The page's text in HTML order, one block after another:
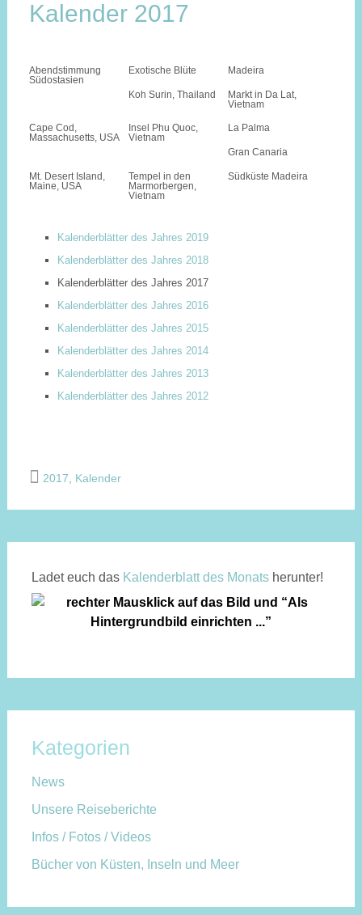
Kalender 2017
Abendstimmung
Südostasien
Exotische Blüte Madeira
Koh Surin, Thailand
Markt in Da Lat,
Vietnam
Cape Cod,
Massachusetts, USA
Insel Phu Quoc,
Vietnam
La Palma
Gran Canaria
Mt. Desert Island,
Maine, USA
Tempel in den
Marmorbergen,
Vietnam
Südküste Madeira
Kalenderblätter des Jahres 2019
Kalenderblätter des Jahres 2018
Kalenderblätter des Jahres 2017
Kalenderblätter des Jahres 2016
Kalenderblätter des Jahres 2015
Kalenderblätter des Jahres 2014
Kalenderblätter des Jahres 2013
Kalenderblätter des Jahres 2012
2017 Kalender
Ladet euch das Kalen­der­blatt des Monatsherunter!
Kategorien
News
Unsere Reiseberichte
Infos / Fotos / Videos
Bücher von Küsten, Inseln und Meer